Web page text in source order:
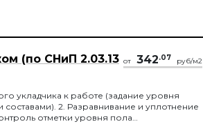
(по СНиП 2.03.13 от 342.07 руб/м2
укладчика к работе (задание уровня
2. Разравнивание и уплотнение
отметки уровня пола